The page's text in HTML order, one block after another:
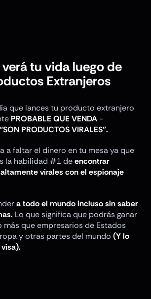
tu vida luego de
Extranjeros
que lances tu producto extranjero
PROBABLE QUE VENDA-
“SON PRODUCTOS VIRALES”.
a faltar el dinero en tu mesa ya que
la habilidad #1 deencontrar
virales con el espionaje
a todo el mundo incluso sin saber
Lo que significa que podrás ganar
más que empresarios de Estados
y otras partes del mundo (Y lo